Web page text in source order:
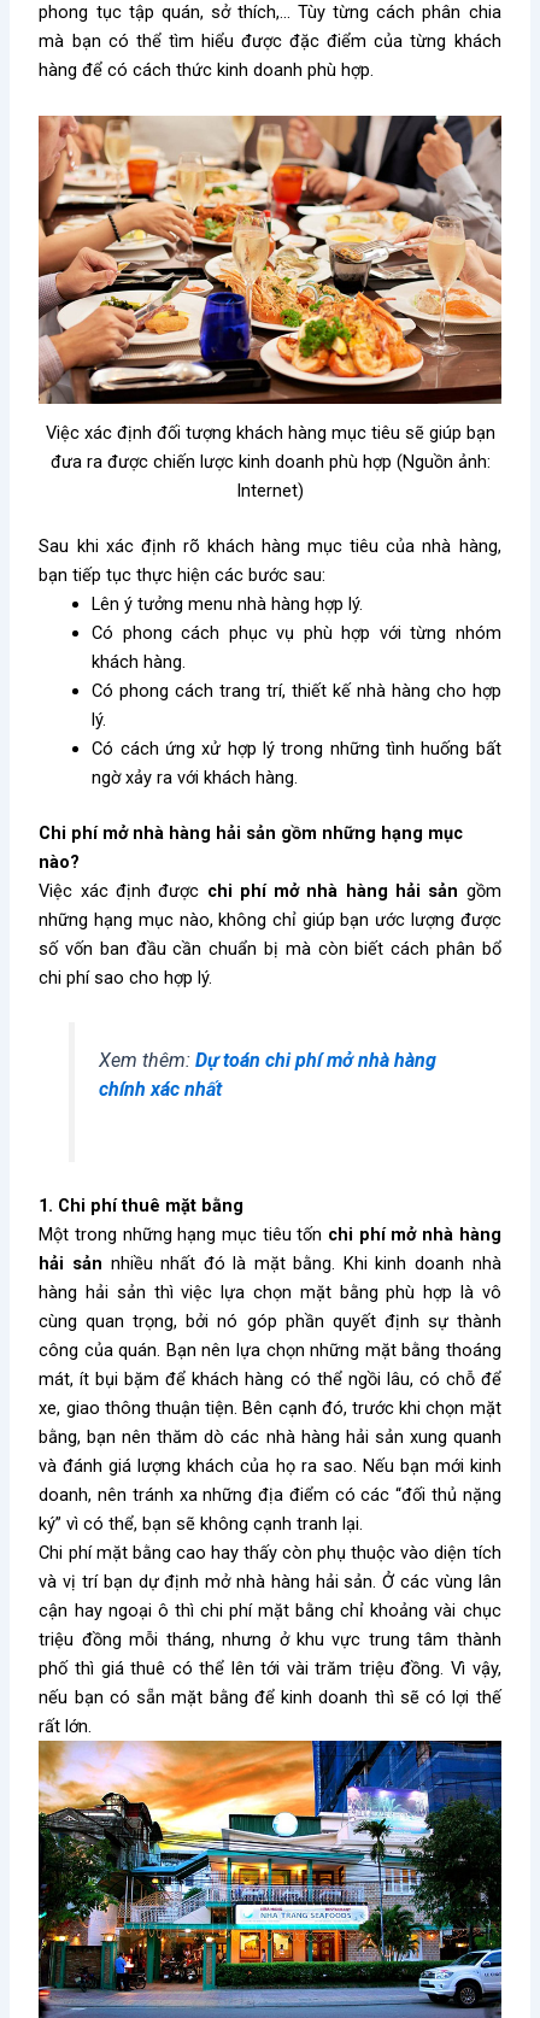
phong tục tập quán, sở thích,… Tùy từng cách phân chia
mà bạn có thể tìm hiểu được đặc điểm của từng khách
hàng để có cách thức kinh doanh phù hợp.
Việc xác định đối tượng khách hàng mục tiêu sẽ giúp bạn
đưa ra được chiến lược kinh doanh phù hợp (Nguồn ảnh:
Internet)
Sau khi xác định rõ khách hàng mục tiêu của nhà hàng,
bạn tiếp tục thực hiện các bước sau:
Lên ý tưởng menu nhà hàng hợp lý.
Có phong cách phục vụ phù hợp với từng nhóm
khách hàng.
Có phong cách trang trí, thiết kế nhà hàng cho hợp
lý.
Có cách ứng xử hợp lý trong những tình huống bất
ngờ xảy ra với khách hàng.
Chi phí mở nhà hàng hải sản gồm những hạng mục
nào?
Việc xác định được chi phí mở nhà hàng hải sản gồm
những hạng mục nào, không chỉ giúp bạn ước lượng được
số vốn ban đầu cần chuẩn bị mà còn biết cách phân bổ
chi phí sao cho hợp lý.
Xem thêm: Dự toán chi phí mở nhà hàng
chính xác nhất
1. Chi phí thuê mặt bằng
Một trong những hạng mục tiêu tốn chi phí mở nhà hàng
hải sản nhiều nhất đó là mặt bằng. Khi kinh doanh nhà
hàng hải sản thì việc lựa chọn mặt bằng phù hợp là vô
cùng quan trọng, bởi nó góp phần quyết định sự thành
công của quán. Bạn nên lựa chọn những mặt bằng thoáng
mát, ít bụi bặm để khách hàng có thể ngồi lâu, có chỗ để
xe, giao thông thuận tiện. Bên cạnh đó, trước khi chọn mặt
bằng, bạn nên thăm dò các nhà hàng hải sản xung quanh
và đánh giá lượng khách của họ ra sao. Nếu bạn mới kinh
doanh, nên tránh xa những địa điểm có các “đối thủ nặng
ký” vì có thể, bạn sẽ không cạnh tranh lại.
Chi phí mặt bằng cao hay thấy còn phụ thuộc vào diện tích
và vị trí bạn dự định mở nhà hàng hải sản. Ở các vùng lân
cận hay ngoại ô thì chi phí mặt bằng chỉ khoảng vài chục
triệu đồng mỗi tháng, nhưng ở khu vực trung tâm thành
phố thì giá thuê có thể lên tới vài trăm triệu đồng. Vì vậy,
nếu bạn có sẵn mặt bằng để kinh doanh thì sẽ có lợi thế
rất lớn.